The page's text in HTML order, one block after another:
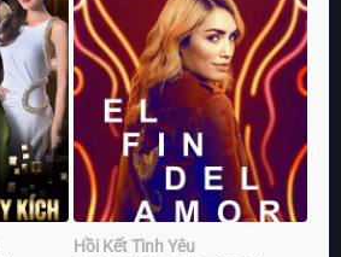
Hồi Kết Tình Yêu